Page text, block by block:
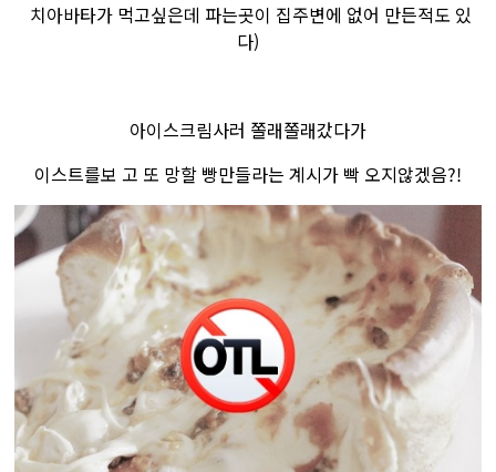
치아바타가 먹고싶은데 파는곳이 집주변에 없어 만든적도 있
다)​
아이스크림사러 ​쫄래쫄래갔다가
이스트를보 고 또 망할 빵만들라는 계시가 빡 오지않겠음?!